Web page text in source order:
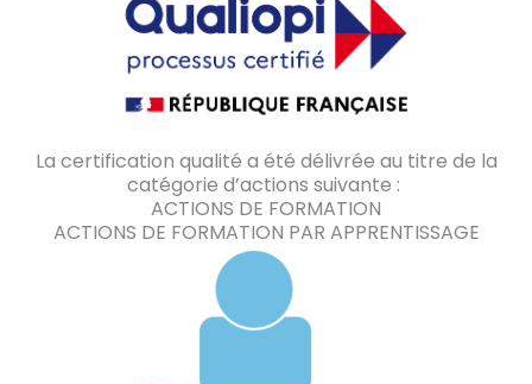
La certification qualité a été délivrée au titre de la
catégorie d’actions suivante :
ACTIONS DE FORMATION
ACTIONS DE FORMATION PAR APPRENTISSAGE